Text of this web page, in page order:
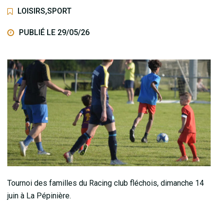
LOISIRS,SPORT
PUBLIÉ LE 29/05/26
Tournoi des familles du Racing club fléchois, dimanche 14
juin à La Pépinière.